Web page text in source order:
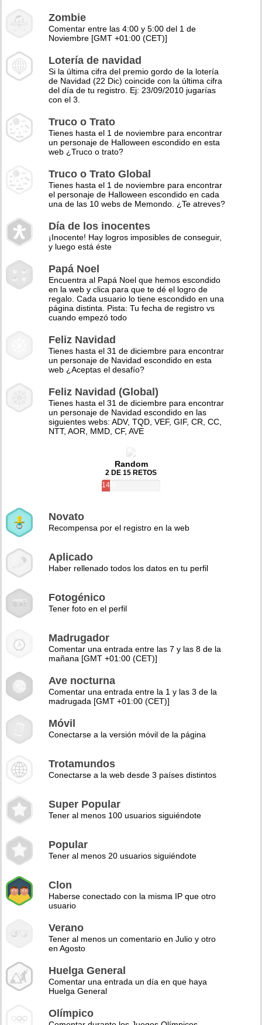
Zombie
Comentar entre las 4:00 y 5:00 del 1 de
Noviembre [GMT +01:00 (CET)]
Lotería de navidad
Si la última cifra del premio gordo de la lotería
de Navidad (22 Dic) coincide con la última cifra
del día de tu registro. Ej: 23/09/2010 jugarías
con el 3.
Truco o Trato
Tienes hasta el 1 de noviembre para encontrar
un personaje de Halloween escondido en esta
web ¿Truco o trato?
Truco o Trato Global
Tienes hasta el 1 de noviembre para encontrar
el personaje de Halloween escondido en cada
una de las 10 webs de Memondo. ¿Te atreves?
Día de los inocentes
¡Inocente! Hay logros imposibles de conseguir,
y luego está éste
Papá Noel
Encuentra al Papá Noel que hemos escondido
en la web y clica para que te dé el logro de
regalo. Cada usuario lo tiene escondido en una
página distinta. Pista: Tu fecha de registro vs
cuando empezó todo
Feliz Navidad
Tienes hasta el 31 de diciembre para encontrar
un personaje de Navidad escondido en esta
web ¿Aceptas el desafío?
Feliz Navidad (Global)
Tienes hasta el 31 de diciembre para encontrar
un personaje de Navidad escondido en las
siguientes webs: ADV, TQD, VEF, GIF, CR, CC,
NTT, AOR, MMD, CF, AVE
Random
2 DE 15 RETOS
14%
Novato
Recompensa por el registro en la web
Aplicado
Haber rellenado todos los datos en tu perfil
Fotogénico
Tener foto en el perfil
Madrugador
Comentar una entrada entre las 7 y las 8 de la
mañana [GMT +01:00 (CET)]
Ave nocturna
Comentar una entrada entre la 1 y las 3 de la
madrugada [GMT +01:00 (CET)]
Móvil
Conectarse a la versión móvil de la página
Trotamundos
Conectarse a la web desde 3 países distintos
Super Popular
Tener al menos 100 usuarios siguiéndote
Popular
Tener al menos 20 usuarios siguiéndote
Clon
Haberse conectado con la misma IP que otro
usuario
Verano
Tener al menos un comentario en Julio y otro
en Agosto
Huelga General
Comentar una entrada un día en que haya
Huelga General
Olímpico